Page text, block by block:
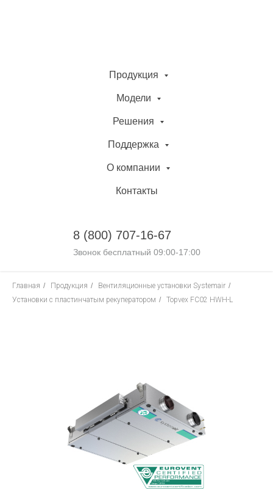
Продукция
Модели
Решения
Поддержка
О компании
Контакты
8 (800) 707-16-67
Звонок бесплатный 09:00-17:00
Главная / Продукция / Вентиляционные установки Systemair /
Установки с пластинчатым рекуператором / Topvex FC02 HWH-L